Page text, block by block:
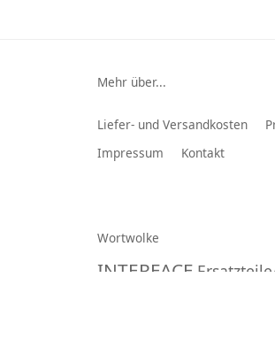
Mehr über...
Liefer- und Versandkosten
Impressum
Kontakt
Wortwolke
INTERFACE